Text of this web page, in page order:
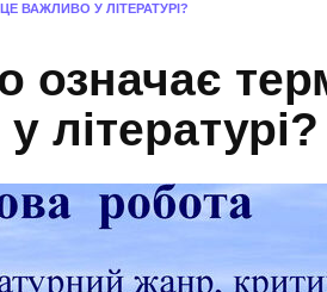
ВАЖЛИВО У ЛІТЕРАТУРІ?
означає
літературі?